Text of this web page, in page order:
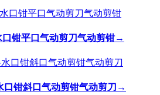
口钳平口气动剪刀气动剪钳→
口钳斜口气动剪钳气动剪刀 →